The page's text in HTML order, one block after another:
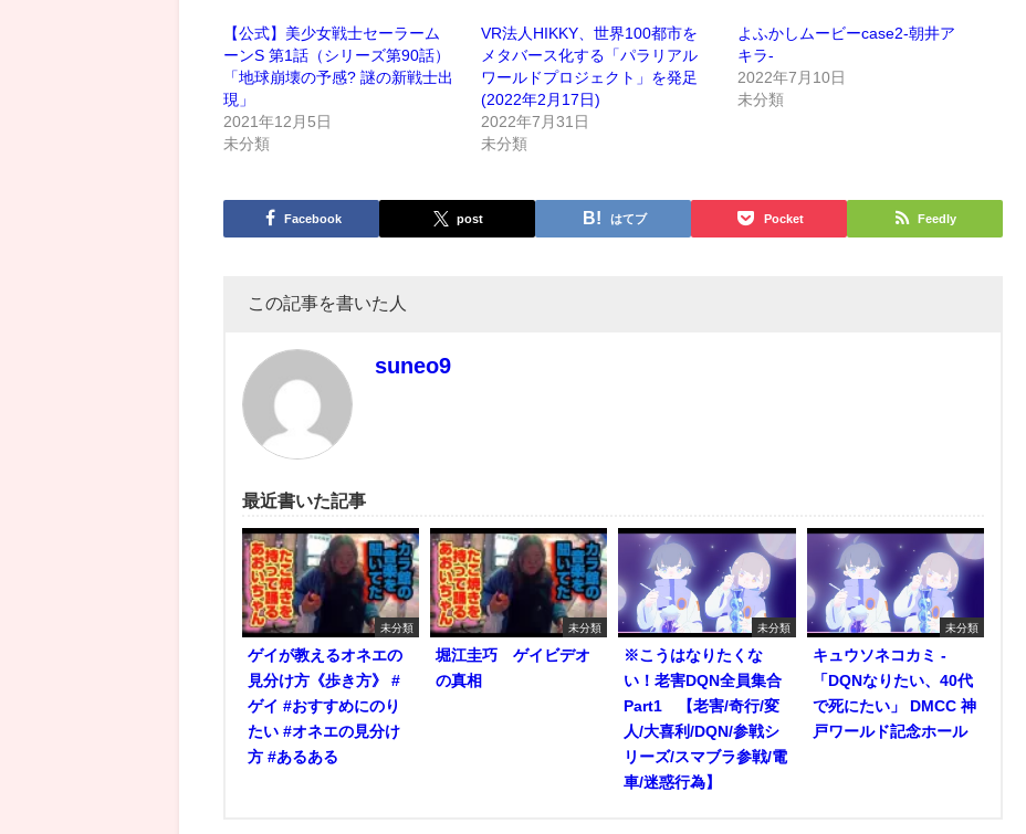
【公式】美少女戦士セーラーム
ーンS 第1話（シリーズ第90話）
「地球崩壊の予感? 謎の新戦士出
現」
2021年12月5日
未分類
VR法人HIKKY、世界100都市を
メタバース化する「パラリアル
ワールドプロジェクト」を発足
(2022年2月17日)
2022年7月31日
未分類
よふかしムービーcase2-朝井ア
キラ-
2022年7月10日
未分類
Facebook post はてブ Pocket Feedly
この記事を書いた人
suneo9
最近書いた記事
未分類
ゲイが教えるオネエの
見分け方《歩き方》 #
ゲイ #おすすめにのり
たい #オネエの見分け
方 #あるある
未分類
堀江圭巧 ゲイビデオ
の真相
未分類
※こうはなりたくな
い！老害DQN全員集合
Part1 【老害/奇行/変
人/大喜利/DQN/参戦シ
リーズ/スマブラ参戦/電
車/迷惑行為】
未分類
キュウソネコカミ -
「DQNなりたい、40代
で死にたい」 DMCC 神
戸ワールド記念ホール